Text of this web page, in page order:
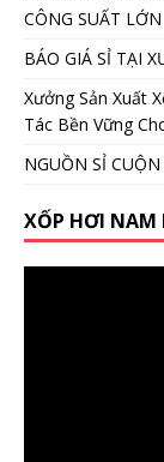
CÔNG SUẤT LỚN
BÁO GIÁ SỈ TẠI
Xưởng Sản Xuất
Tác Bền Vững
NGUỒN SỈ
XỐP HƠI NAM